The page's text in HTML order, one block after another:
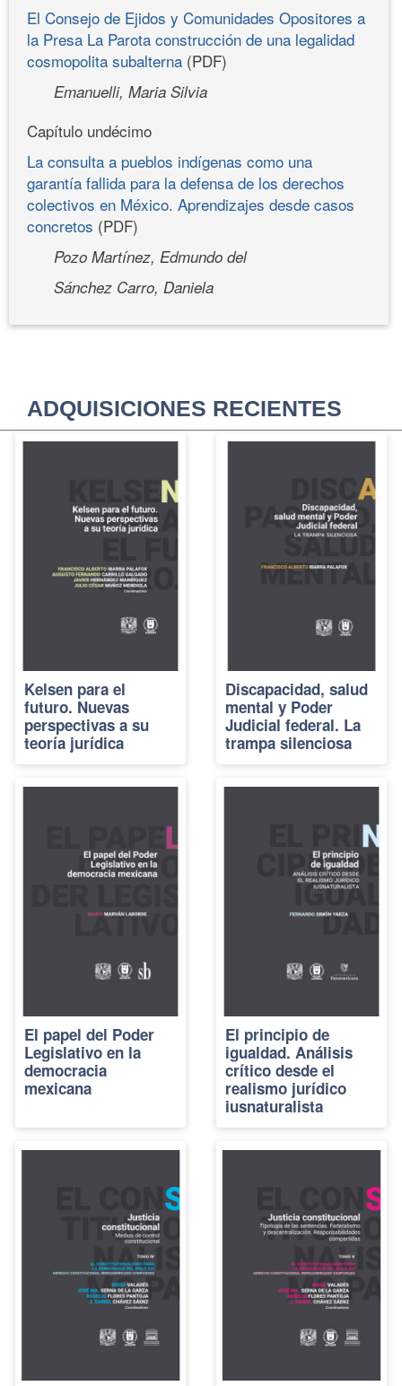
El Consejo de Ejidos y Comunidades Opositores a
la Presa La Parota construcción de una legalidad
cosmopolita subalterna (PDF)
Emanuelli, Maria Silvia
Capítulo undécimo
La consulta a pueblos indígenas como una
garantía fallida para la defensa de los derechos
colectivos en México. Aprendizajes desde casos
concretos (PDF)
Pozo Martínez, Edmundo del
Sánchez Carro, Daniela
ADQUISICIONES RECIENTES
Kelsen para el
futuro. Nuevas
perspectivas a su
teoría jurídica
Discapacidad, salud
mental y Poder
Judicial federal. La
trampa silenciosa
El papel del Poder
Legislativo en la
democracia
mexicana
El principio de
igualdad. Análisis
crítico desde el
realismo jurídico
iusnaturalista